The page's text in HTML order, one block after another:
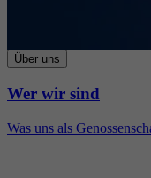
Über uns
Wer wir sind
Was uns als